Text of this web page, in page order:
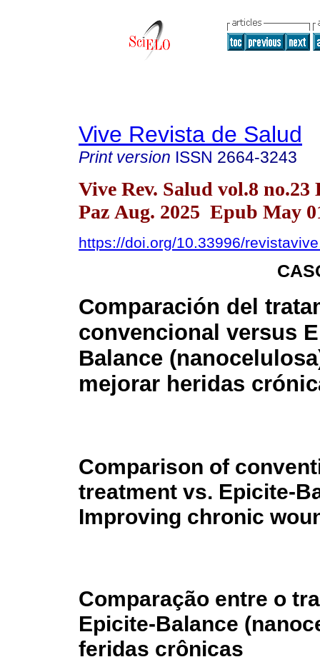
Vive Revista de Salud
Print version ISSN 2664-3243
Vive Rev. Salud vol.8 no.23
Paz Aug. 2025 Epub May
https://doi.org/10.33996/
Comparación del
convencional versus
Balance
mejorar heridas
Comparison of
treatment vs. Epicite-
Improving chronic
Comparação entre o
Epicite-Balance
feridas crônicas